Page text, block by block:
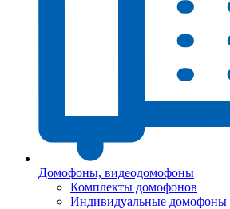
Домофоны, видеодомофоны
Комплекты домофонов
Индивидуальные домофоны